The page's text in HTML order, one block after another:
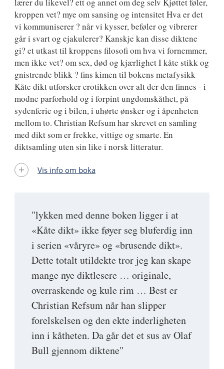
"lykken med denne boken ligger i at
«Kåte dikt» ikke føyer seg bluferdig inn
i serien «våryre» og «brusende dikt».
Dette totalt utildekte tror jeg kan skape
mange nye diktlesere … originale,
overraskende og kule rim … Best er
Christian Refsum når han slipper
forelskelsen og den ekte inderligheten
inn i kåtheten. Da går det et sus av Olaf
Bull gjennom diktene"
lærer du likevel? ett og annet om deg selv Kjøttet føler,
kroppen vet? mye om sansing og intensitet Hva er det
vi kommuniserer ? når vi kysser, beføler og vibrerer
går i svart og ejakulerer? Kanskje kan disse diktene
gi? et utkast til kroppens filosofi om hva vi fornemmer,
men ikke vet? om sex, død og kjærlighet I kåte stikk og
gnistrende blikk ? fins kimen til bokens metafysikk
Kåte dikt utforsker erotikken over alt der den finnes - i
modne parforhold og i forpint ungdomskåthet, på
sydenferie og i bilen, i uhørte ønsker og i åpenheten
mellom to. Christian Refsum har skrevet en samling
med dikt som er frekke, vittige og smarte. En
diktsamling uten sin like i norsk litteratur.
Vis info om boka